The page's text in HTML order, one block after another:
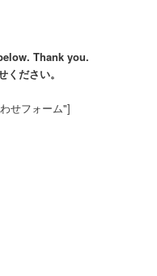
Thank you.
ださい。
せフォーム"]